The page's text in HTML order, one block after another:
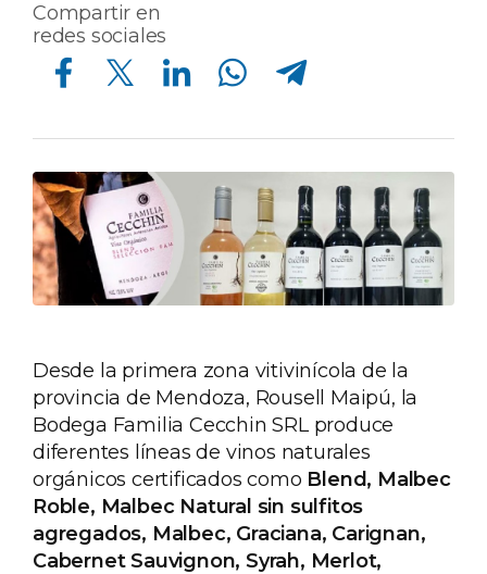
Compartir en
redes sociales
Compartir en Facebook Compartir en Twitter Compartir en Linkedin Compartir en Whatsapp Compartir en Telegram
Desde la primera zona vitivinícola de la
provincia de Mendoza, Rousell Maipú, la
Bodega Familia Cecchin SRL produce
diferentes líneas de vinos naturales
orgánicos certificados como Blend, Malbec
Roble, Malbec Natural sin sulfitos
agregados, Malbec, Graciana, Carignan,
Cabernet Sauvignon, Syrah, Merlot,